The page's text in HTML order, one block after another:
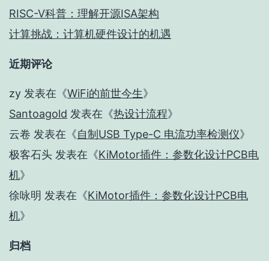
RISC-V科普：理解开源ISA架构
计算挑战：计算机硬件设计的机遇
近期评论
zy 发表在《WiFi的前世今生》
Santoagold 发表在《热设计流程》
云卷 发表在《自制USB Type-C 电流功率检测仪》
极客石头 发表在《KiMotor插件：参数化设计PCB电
机》
徐咏明 发表在《KiMotor插件：参数化设计PCB电
机》
归档